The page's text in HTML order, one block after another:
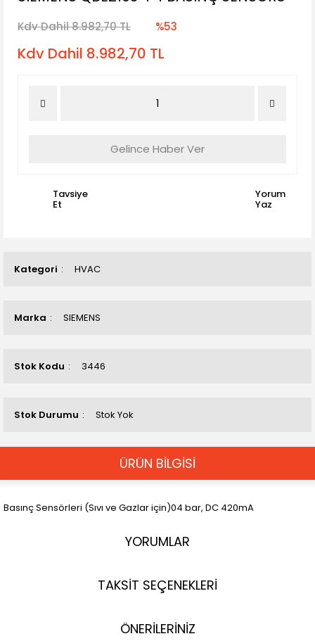
Kategori HVAC
Marka SIEMENS
Stok Kodu 3446
Stok Durumu Stok Yok
Kdv Dahil 8.982,70 TL %53
Kdv Dahil 8.982,70 TL
Gelince Haber Ver
Tavsiye
Et
Yorum
Yaz
ÜRÜN BİLGİSİ
Basınç Sensörleri (Sıvı ve Gazlar için)04 bar, DC 420mA
YORUMLAR
TAKSİT SEÇENEKLERİ
ÖNERİLERİNİZ